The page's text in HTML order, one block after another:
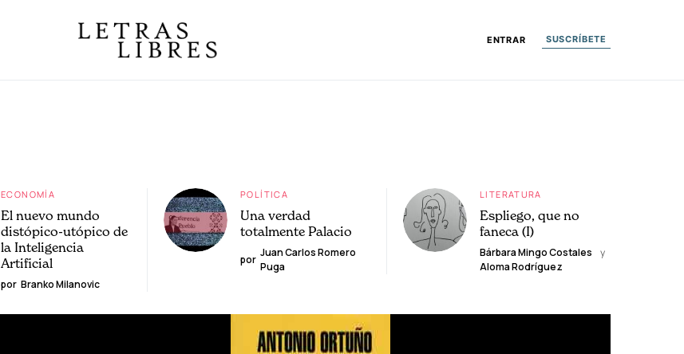
ENTRAR SUSCRÍBETE
ECONOMÍA
El nuevo mundo
distópico-utópico de
la Inteligencia
Artificial
por Branko Milanovic
POLÍTICA
Una verdad
totalmente Palacio
por
Juan Carlos Romero
Puga
LITERATURA
Espliego, que no
faneca (I)
Bárbara Mingo Costales
y
Aloma Rodríguez